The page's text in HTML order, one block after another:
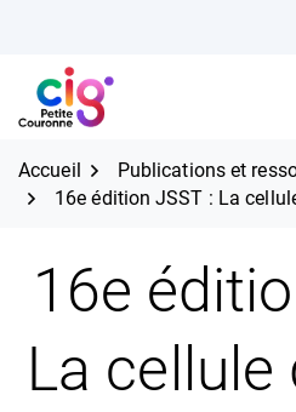
contenu
CIG Petite Couronne
Expertise
Accueil
Publications et
16e édition JSST : La
16e
La cellule